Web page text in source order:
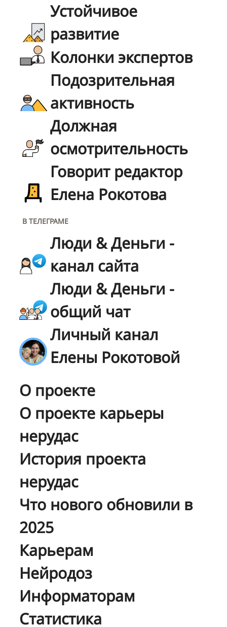
Устойчивое
развитие
Колонки экспертов
Подозрительная
активность
Должная
осмотрительность
Говорит редактор
Елена Рокотова
В ТЕЛЕГРАМЕ
Люди & Деньги -
канал сайта
Люди & Деньги -
общий чат
Личный канал
Елены Рокотовой
О проекте
О проекте карьеры
нерудас
История проекта
нерудас
Что нового обновили в
2025
Карьерам
Нейродоз
Информаторам
Статистика